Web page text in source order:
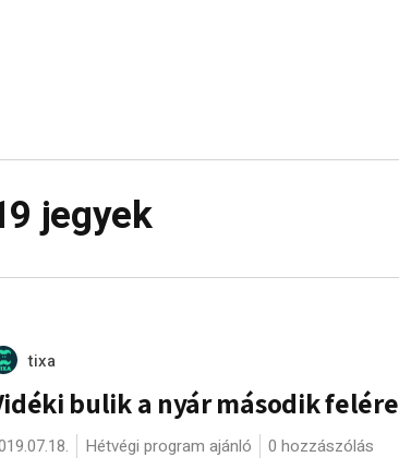
jegyek
tixa
bulik a nyár második felére
Hétvégi program ajánló 0 hozzászólás